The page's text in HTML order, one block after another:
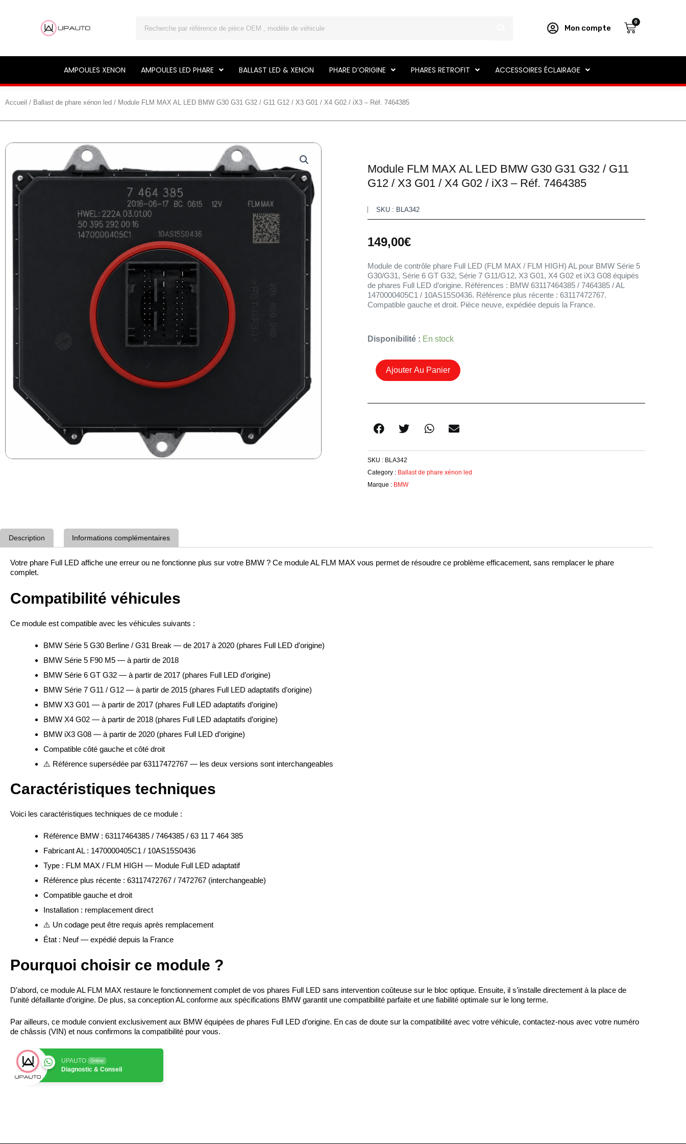
Mon compte
0
Panier
AMPOULES XENON AMPOULES LED PHARE BALLAST LED & XENON PHARE D’ORIGINE PHARES RETROFIT ACCESSOIRES ÉCLAIRAGE
Accueil / Ballast de phare xénon led / Module FLM MAX AL LED BMW G30 G31 G32 / G11 G12 / X3 G01 / X4 G02 / iX3 – Réf. 7464385
Module FLM MAX AL LED BMW G30 G31 G32 / G11
G12 / X3 G01 / X4 G02 / iX3 – Réf. 7464385
SKU : BLA342
149,00€
Module de contrôle phare Full LED (FLM MAX / FLM HIGH) AL pour BMW Série 5
G30/G31, Série 6 GT G32, Série 7 G11/G12, X3 G01, X4 G02 et iX3 G08 équipés
de phares Full LED d’origine. Références : BMW 63117464385 / 7464385 / AL
1470000405C1 / 10AS15S0436. Référence plus récente : 63117472767.
Compatible gauche et droit. Pièce neuve, expédiée depuis la France.
Disponibilité : En stock
Quantité
Module
FLM
BMW
G30
G31
G32
/
G11
/
Ajouter Au Panier
SKU : BLA342
Category : Ballast de phare xénon led
Marque : BMW
Description Informations complémentaires
Votre phare Full LED affiche une erreur ou ne fonctionne plus sur votre BMW ? Ce module AL FLM MAX vous permet de résoudre ce problème efficacement, sans remplacer le phare
complet.
Compatibilité véhicules
Ce module est compatible avec les véhicules suivants :
BMW Série 5 G30 Berline / G31 Break — de 2017 à 2020 (phares Full LED d’origine)
BMW Série 5 F90 M5 — à partir de 2018
BMW Série 6 GT G32 — à partir de 2017 (phares Full LED d’origine)
BMW Série 7 G11 / G12 — à partir de 2015 (phares Full LED adaptatifs d’origine)
BMW X3 G01 — à partir de 2017 (phares Full LED adaptatifs d’origine)
BMW X4 G02 — à partir de 2018 (phares Full LED adaptatifs d’origine)
BMW iX3 G08 — à partir de 2020 (phares Full LED d’origine)
Compatible côté gauche et côté droit
⚠️ Référence supersédée par 63117472767 — les deux versions sont interchangeables
Caractéristiques techniques
Voici les caractéristiques techniques de ce module :
Référence BMW : 63117464385 / 7464385 / 63 11 7 464 385
Fabricant AL : 1470000405C1 / 10AS15S0436
Type : FLM MAX / FLM HIGH — Module Full LED adaptatif
Référence plus récente : 63117472767 / 7472767 (interchangeable)
Compatible gauche et droit
Installation : remplacement direct
⚠️ Un codage peut être requis après remplacement
État : Neuf — expédié depuis la France
Pourquoi choisir ce module ?
D’abord, ce module AL FLM MAX restaure le fonctionnement complet de vos phares Full LED sans intervention coûteuse sur le bloc optique. Ensuite, il s’installe directement à la place de
l’unité défaillante d’origine. De plus, sa conception AL conforme aux spécifications BMW garantit une compatibilité parfaite et une fiabilité optimale sur le long terme.
Par ailleurs, ce module convient exclusivement aux BMW équipées de phares Full LED d’origine. En cas de doute sur la compatibilité avec votre véhicule, contactez-nous avec votre numéro
de châssis (VIN) et nous confirmons la compatibilité pour vous.
UPAUTO Online
Diagnostic & Conseil